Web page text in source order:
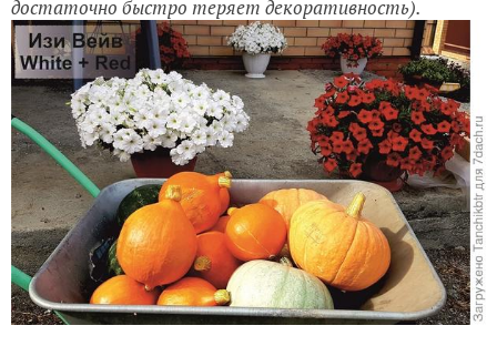
достаточно быстро теряет декоративность).